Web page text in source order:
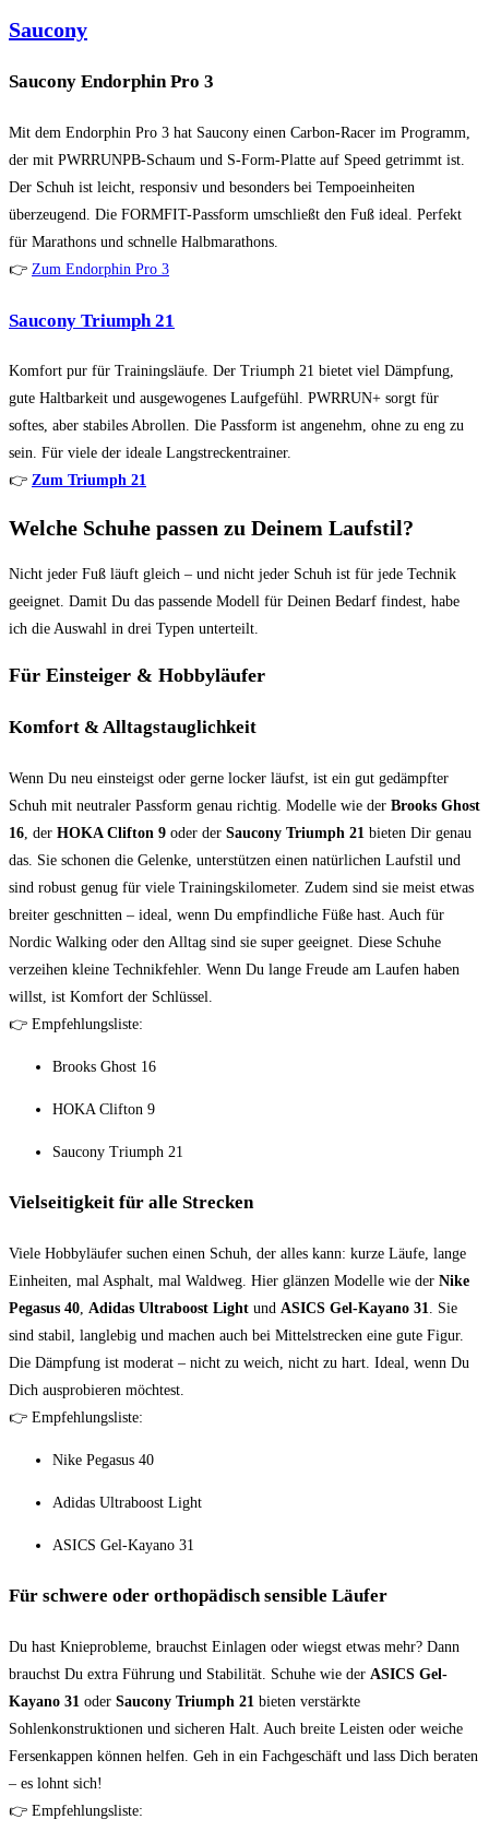
Saucony
Saucony Endorphin Pro 3
Mit dem Endorphin Pro 3 hat Saucony einen Carbon-Racer im Programm,
der mit PWRRUNPB-Schaum und S-Form-Platte auf Speed getrimmt ist.
Der Schuh ist leicht, responsiv und besonders bei Tempoeinheiten
überzeugend. Die FORMFIT-Passform umschließt den Fuß ideal. Perfekt
für Marathons und schnelle Halbmarathons.
👉 Zum Endorphin Pro 3
Saucony Triumph 21
Komfort pur für Trainingsläufe. Der Triumph 21 bietet viel Dämpfung,
gute Haltbarkeit und ausgewogenes Laufgefühl. PWRRUN+ sorgt für
softes, aber stabiles Abrollen. Die Passform ist angenehm, ohne zu eng zu
sein. Für viele der ideale Langstreckentrainer.
👉 Zum Triumph 21
Welche Schuhe passen zu Deinem Laufstil?
Nicht jeder Fuß läuft gleich – und nicht jeder Schuh ist für jede Technik
geeignet. Damit Du das passende Modell für Deinen Bedarf findest, habe
ich die Auswahl in drei Typen unterteilt.
Für Einsteiger & Hobbyläufer
Komfort & Alltagstauglichkeit
Wenn Du neu einsteigst oder gerne locker läufst, ist ein gut gedämpfter
Schuh mit neutraler Passform genau richtig. Modelle wie der Brooks Ghost
16 , der HOKA Clifton 9 oder der Saucony Triumph 21 bieten Dir genau
das. Sie schonen die Gelenke, unterstützen einen natürlichen Laufstil und
sind robust genug für viele Trainingskilometer. Zudem sind sie meist etwas
breiter geschnitten – ideal, wenn Du empfindliche Füße hast. Auch für
Nordic Walking oder den Alltag sind sie super geeignet. Diese Schuhe
verzeihen kleine Technikfehler. Wenn Du lange Freude am Laufen haben
willst, ist Komfort der Schlüssel.
👉 Empfehlungsliste:
Brooks Ghost 16
HOKA Clifton 9
Saucony Triumph 21
Vielseitigkeit für alle Strecken
Viele Hobbyläufer suchen einen Schuh, der alles kann: kurze Läufe, lange
Einheiten, mal Asphalt, mal Waldweg. Hier glänzen Modelle wie der Nike
Pegasus 40 Adidas Ultraboost Light und ASICS Gel-Kayano 31
. Sie
sind stabil, langlebig und machen auch bei Mittelstrecken eine gute Figur.
Die Dämpfung ist moderat – nicht zu weich, nicht zu hart. Ideal, wenn Du
Dich ausprobieren möchtest.
👉 Empfehlungsliste:
Nike Pegasus 40
Adidas Ultraboost Light
ASICS Gel-Kayano 31
Für schwere oder orthopädisch sensible Läufer
Du hast Knieprobleme, brauchst Einlagen oder wiegst etwas mehr? Dann
brauchst Du extra Führung und Stabilität. Schuhe wie der ASICS Gel-
Kayano 31 oder Saucony Triumph 21 bieten verstärkte
Sohlenkonstruktionen und sicheren Halt. Auch breite Leisten oder weiche
Fersenkappen können helfen. Geh in ein Fachgeschäft und lass Dich beraten
– es lohnt sich!
👉 Empfehlungsliste: